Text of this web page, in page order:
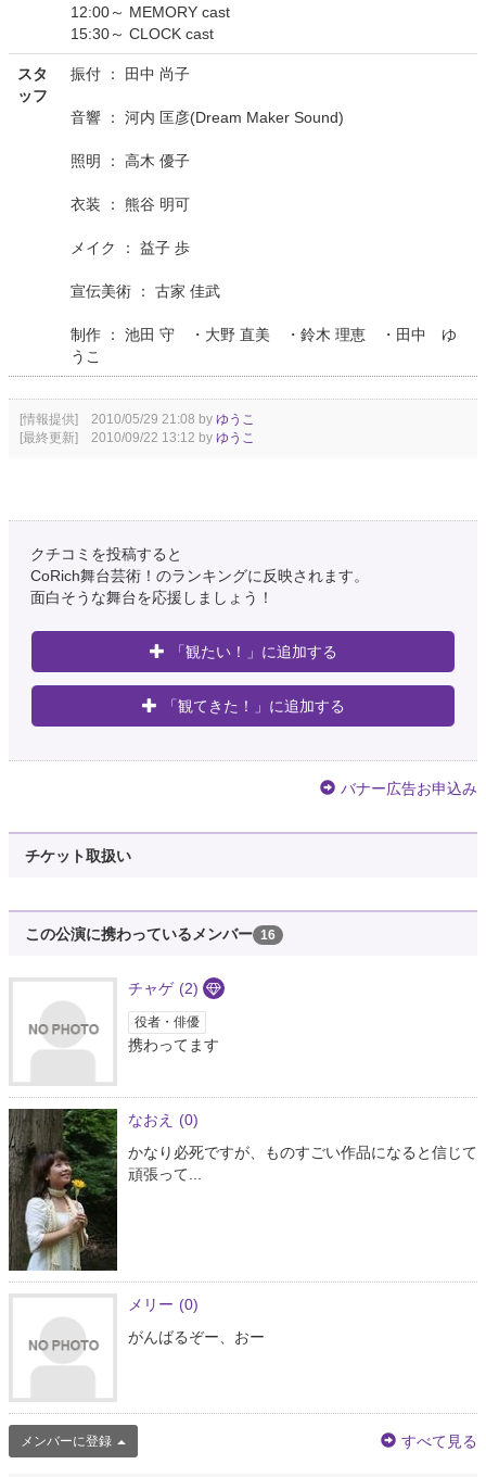
12:00～ MEMORY cast
15:30～ CLOCK cast
スタ
ッフ
振付 ： 田中 尚子
音響 ： 河内 匡彦(Dream Maker Sound)
照明 ： 高木 優子
衣装 ： 熊谷 明可
メイク ： 益子 歩
宣伝美術 ： 古家 佳武
制作 ： 池田 守 ・大野 直美 ・鈴木 理恵 ・田中 ゆ
うこ
[情報提供] 2010/05/29 21:08 by ゆうこ
[最終更新] 2010/09/22 13:12 by ゆうこ
クチコミを投稿すると
CoRich舞台芸術！のランキングに反映されます。
面白そうな舞台を応援しましょう！
「観たい！」に追加する
「観てきた！」に追加する
バナー広告お申込み
チケット取扱い
この公演に携わっているメンバー 16
チャゲ (2)
役者・俳優
携わってます
なおえ
(0)
かなり必死ですが、ものすごい作品になると信じて
頑張って...
メリー (0)
がんばるぞー、おー
メンバーに登録 すべて見る